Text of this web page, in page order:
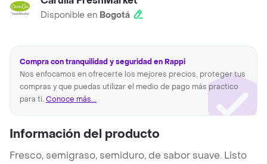
Disponible en Bogotá
Compra con tranquilidad y seguridad en Rappi
Nos enfocamos en ofrecerte los mejores precios, proteger tus
compras y que puedas utilizar el medio de pago más practico
para ti. Conoce más...
Información del producto
Fresco, semigraso, semiduro, de sabor suave. Listo